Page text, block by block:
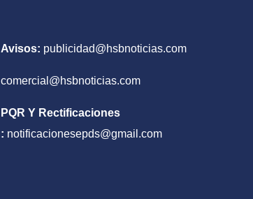
Avisos: publicidad@hsbnoticias.com
comercial@hsbnoticias.com
PQR Y Rectificaciones
: notificacionesepds@gmail.com